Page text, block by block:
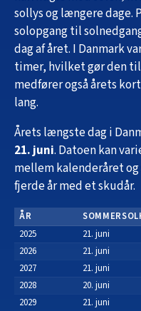
sollys og længere dage.
solopgang til
dag af året. I Danmark
timer, hvilket gør den
medfører også årets
lang.
Årets længste dag i
21. juni. Datoen kan
mellem kalenderåret
fjerde år med et skudår.
ÅR
2025
21. juni
2026
21. juni
2027
21. juni
2028
20. juni
2029
21. juni